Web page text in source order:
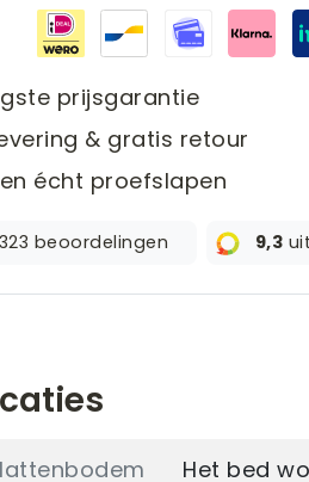
prijsgarantie
& gratis retour
écht proefslapen
beoordelingen 9,3
Het bed